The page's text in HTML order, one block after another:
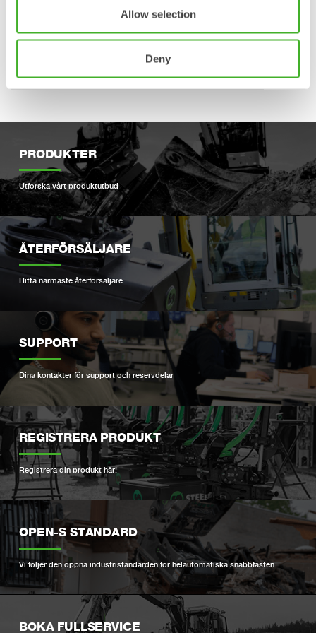
Allow selection
Deny
PR_Jongchul Chun appointed Country Manager for
Jongchul Chun.jpg
PRODUKTER
Utforska vårt produktutbud
ÅTERFÖRSÄLJARE
Hitta närmaste återförsäljare
SUPPORT
Dina kontakter för support och reservdelar
REGISTRERA PRODUKT
Registrera din produkt här!
OPEN-S STANDARD
Vi följer den öppna industristandarden för helautomatiska snabbfästen
BOKA FULLSERVICE